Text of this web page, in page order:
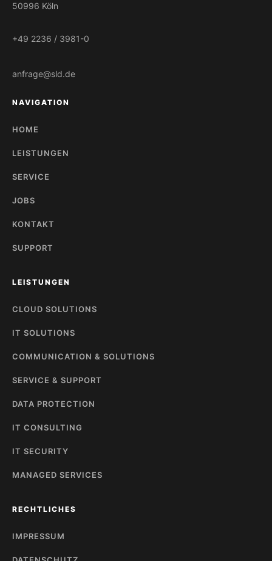
50996 Köln
+49 2236 / 3981-0
anfrage@sld.de
NAVIGATION
HOME
LEISTUNGEN
SERVICE
JOBS
KONTAKT
SUPPORT
LEISTUNGEN
CLOUD SOLUTIONS
IT SOLUTIONS
COMMUNICATION & SOLUTIONS
SERVICE & SUPPORT
DATA PROTECTION
IT CONSULTING
IT SECURITY
MANAGED SERVICES
RECHTLICHES
IMPRESSUM